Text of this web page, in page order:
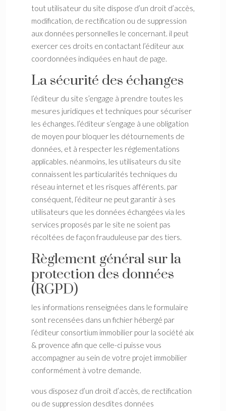
tout utilisateur du site dispose d’un droit d’accès,
modification, de rectification ou de suppression
aux données personnelles le concernant. il peut
exercer ces droits en contactant l’éditeur aux
coordonnées indiquées en haut de page.
La sécurité des échanges
l’éditeur du site s’engage à prendre toutes les
mesures juridiques et techniques pour sécuriser
les échanges. l’éditeur s’engage à une obligation
de moyen pour bloquer les détournements de
données, et à respecter les réglementations
applicables. néanmoins, les utilisateurs du site
connaissent les particularités techniques du
réseau internet et les risques afférents. par
conséquent, l’éditeur ne peut garantir à ses
utilisateurs que les données échangées via les
services proposés par le site ne soient pas
récoltées de façon frauduleuse par des tiers.
Règlement général sur la
protection des données
(RGPD)
les informations renseignées dans le formulaire
sont recensées dans un fichier hébergé par
l’éditeur consortium immobilier pour la société aix
& provence afin que celle-ci puisse vous
accompagner au sein de votre projet immobilier
conformément à votre demande.
vous disposez d’un droit d’accès, de rectification
ou de suppression desdites données